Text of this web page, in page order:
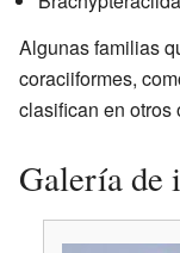
Algunas familias
coraciiformes,
clasifican en otros
Galería de